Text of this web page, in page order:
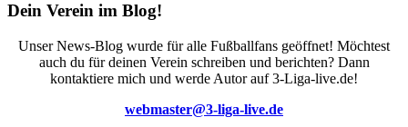
Dein Verein im Blog!
Unser News-Blog wurde für alle Fußballfans geöffnet! Möchtest
auch du für deinen Verein schreiben und berichten? Dann
kontaktiere mich und werde Autor auf 3-Liga-live.de!
webmaster@3-liga-live.de